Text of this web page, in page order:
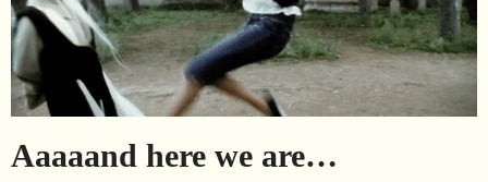
Aaaaand here we are…